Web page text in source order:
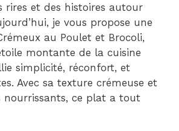
rires et des histoires autour
je vous propose une
au Poulet et Brocoli,
montante de la cuisine
simplicité, réconfort, et
Avec sa texture crémeuse et
nourrissants, ce plat a tout